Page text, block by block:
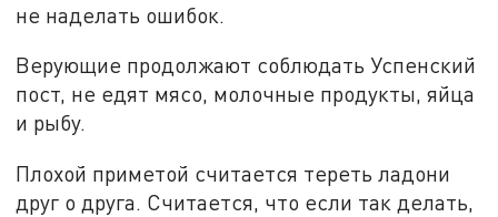
не наделать ошибок.
Верующие продолжают соблюдать Успенский
пост, не едят мясо, молочные продукты, яйца
и рыбу.
Плохой приметой считается тереть ладони
друг о друга. Считается, что если так делать,